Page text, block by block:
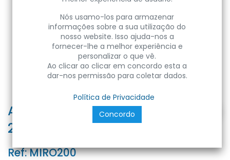
APPLIQUE IN GESSO MIRO
280x200x135- E14-IP20- Color Box
Ref:MIRO200
Nós usamo-los para armazenar
informações sobre a sua utilização do
nosso website. Isso ajuda-nos a
fornecer-lhe a melhor experiência e
personalizar o que vê.
Ao clicar ao clicar em concordo esta a
dar-nos permissão para coletar dados.
Política de Privacidade
Concordo